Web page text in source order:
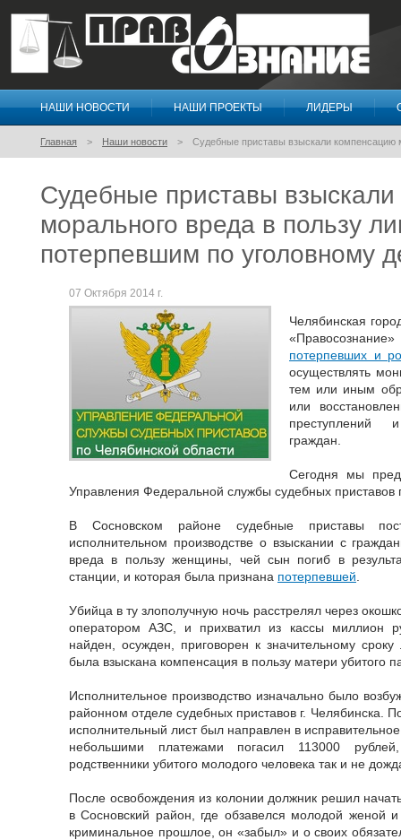
Правосознание
НАШИ НОВОСТИ НАШИ ПРОЕКТЫ ЛИДЕРЫ
Главная Наши новости Судебные приставы взыскали компенсацию
Судебные приставы
морального вреда в пользу
потерпевшим по уголовному
07 Октября 2014 г.
Челябинская
потерпевших и
осуществлять
тем или иным
или
преступлений
граждан.
Сегодня мы
Управления Федеральной службы судебных приставов
В Сосновском районе судебные приставы
исполнительном производстве о взыскании с
вреда в пользу женщины, чей сын погиб в
станции, и которая была признана потерпевшей
Убийца в ту злополучную ночь расстрелял через
оператором АЗС, и прихватил из кассы миллион
найден, осужден, приговорен к значительному
была взыскана компенсация в пользу матери убитого
Исполнительное производство изначально было
районном отделе судебных приставов г. Челябинска.
исполнительный лист был направлен в
небольшими платежами погасил 113000
родственники убитого молодого человека так и не
После освобождения из колонии должник решил
в Сосновский район, где обзавелся молодой женой
криминальное прошлое, он «забыл» и о своих